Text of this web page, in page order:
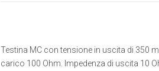
Testina MC con tensione in uscita di 350
carico 100 Ohm. Impedenza di uscita 10